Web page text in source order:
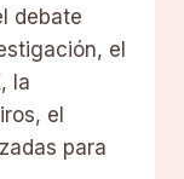
debate
el
la
el
para